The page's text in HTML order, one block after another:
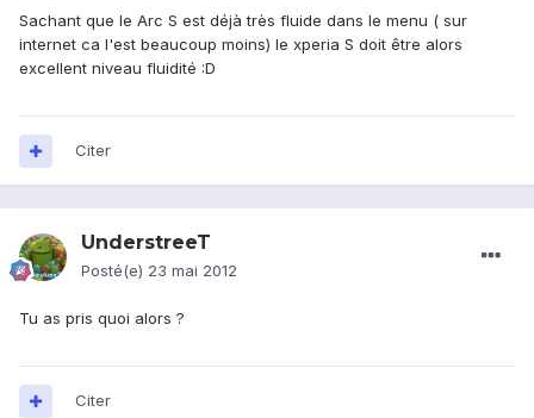
Sachant que le Arc S est déjà très fluide dans le menu ( sur
internet ca l'est beaucoup moins) le xperia S doit être alors
excellent niveau fluidité :D
Citer
UnderstreeT
Posté(e) 23 mai 2012
Tu as pris quoi alors ?
Citer